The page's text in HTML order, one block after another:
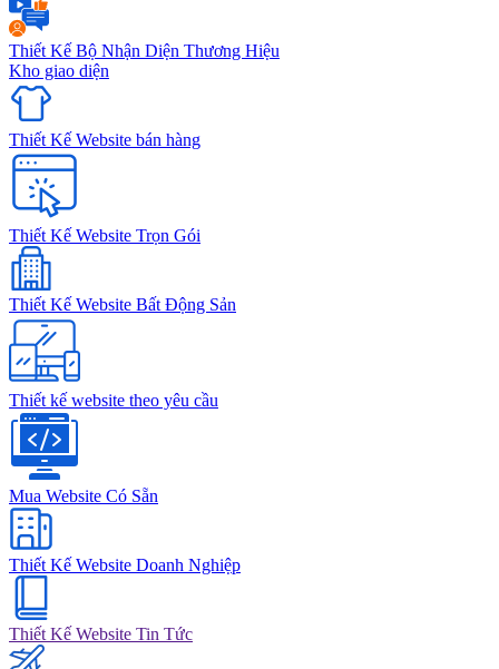
Thiết Kế Bộ Nhận Diện Thương Hiệu
Kho giao diện
Thiết Kế Website bán hàng
Thiết Kế Website Trọn Gói
Thiết Kế Website Bất Động Sản
Thiết kế website theo yêu cầu
Mua Website Có Sẵn
Thiết Kế Website Doanh Nghiệp
Thiết Kế Website Tin Tức